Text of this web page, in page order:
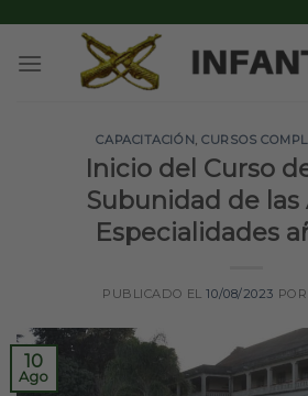
content
CAPACITACIÓN,CURSOS
Inicio del Curso
Subunidad de las
Especialidades
PUBLICADO EL10/08/2023 POR
10
Ago